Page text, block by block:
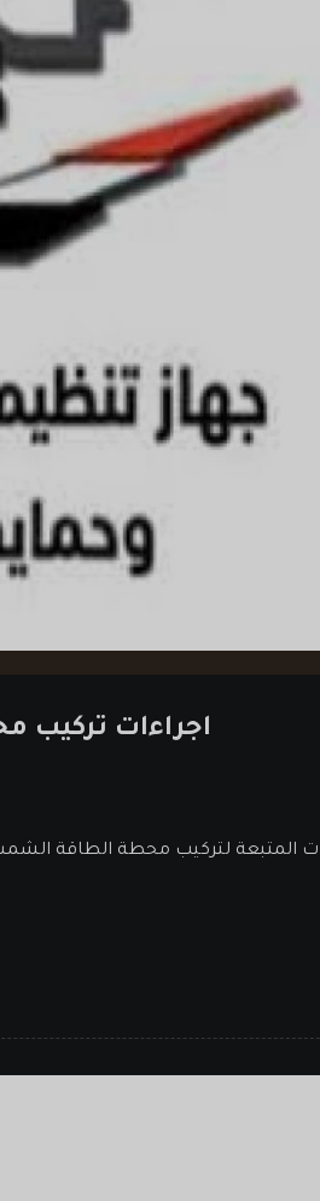
اجراءات تركيب